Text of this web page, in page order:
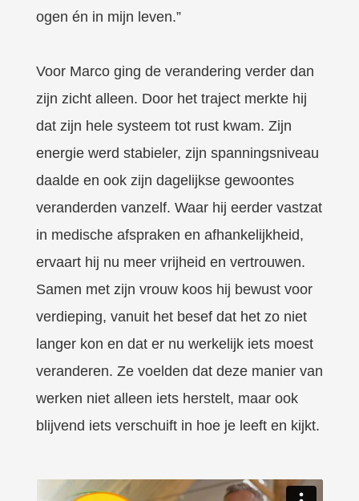
ogen én in mijn leven.”
Voor Marco ging de verandering verder dan
zijn zicht alleen. Door het traject merkte hij
dat zijn hele systeem tot rust kwam. Zijn
energie werd stabieler, zijn spanningsniveau
daalde en ook zijn dagelijkse gewoontes
veranderden vanzelf. Waar hij eerder vastzat
in medische afspraken en afhankelijkheid,
ervaart hij nu meer vrijheid en vertrouwen.
Samen met zijn vrouw koos hij bewust voor
verdieping, vanuit het besef dat het zo niet
langer kon en dat er nu werkelijk iets moest
veranderen. Ze voelden dat deze manier van
werken niet alleen iets herstelt, maar ook
blijvend iets verschuift in hoe je leeft en kijkt.